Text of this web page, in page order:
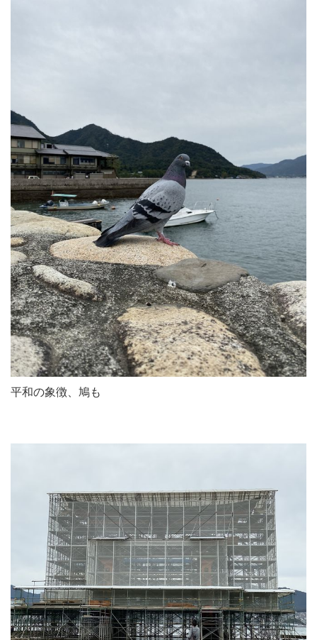
平和の象徴、鳩も